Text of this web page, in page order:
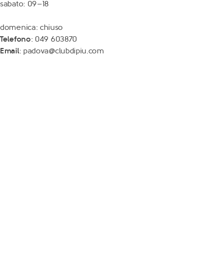
sabato: 09–18
domenica: chiuso
Telefono: 049 603870
Email: padova@clubdipiu.com